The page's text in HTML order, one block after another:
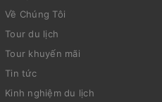
Về Chúng Tôi
Tour du lịch
Tour khuyến mãi
Tin tức
Kinh nghiệm du lịch